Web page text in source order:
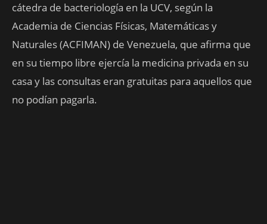
cátedra de bacteriología en la UCV, según la
Academia de Ciencias Físicas, Matemáticas y
Naturales (ACFIMAN) de Venezuela, que afirma que
en su tiempo libre ejercía la medicina privada en su
casa y las consultas eran gratuitas para aquellos que
no podían pagarla.